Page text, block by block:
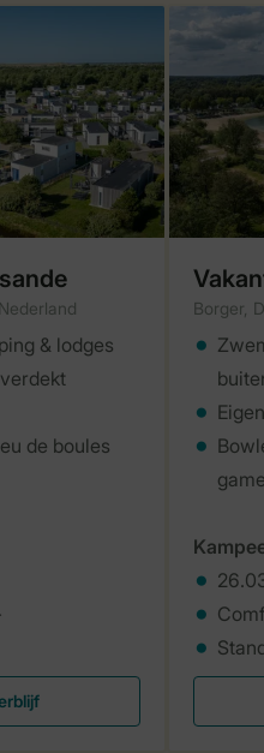
& lodges
de boules
Borger,